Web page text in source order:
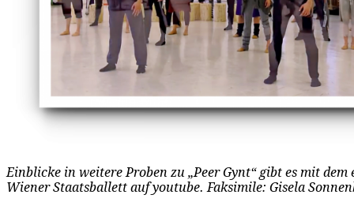
Einblicke in weitere Proben zu „Peer Gynt“ gibt es mit
Wiener Staatsballett auf youtube. Faksimile: Gisela